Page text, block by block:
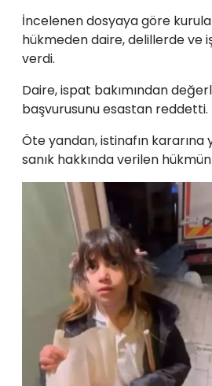
İncelenen dosyaya göre
hükmeden daire, delillerde ve
verdi.
Daire, ispat bakımından
başvurusunu esastan reddetti.
Öte yandan, istinafın kararına
sanık hakkında verilen